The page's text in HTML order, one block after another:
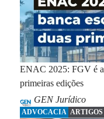
ENAC 2025: FGV é a
primeiras edições
GEN Jurídico
ADVOCACIA ARTIGOS